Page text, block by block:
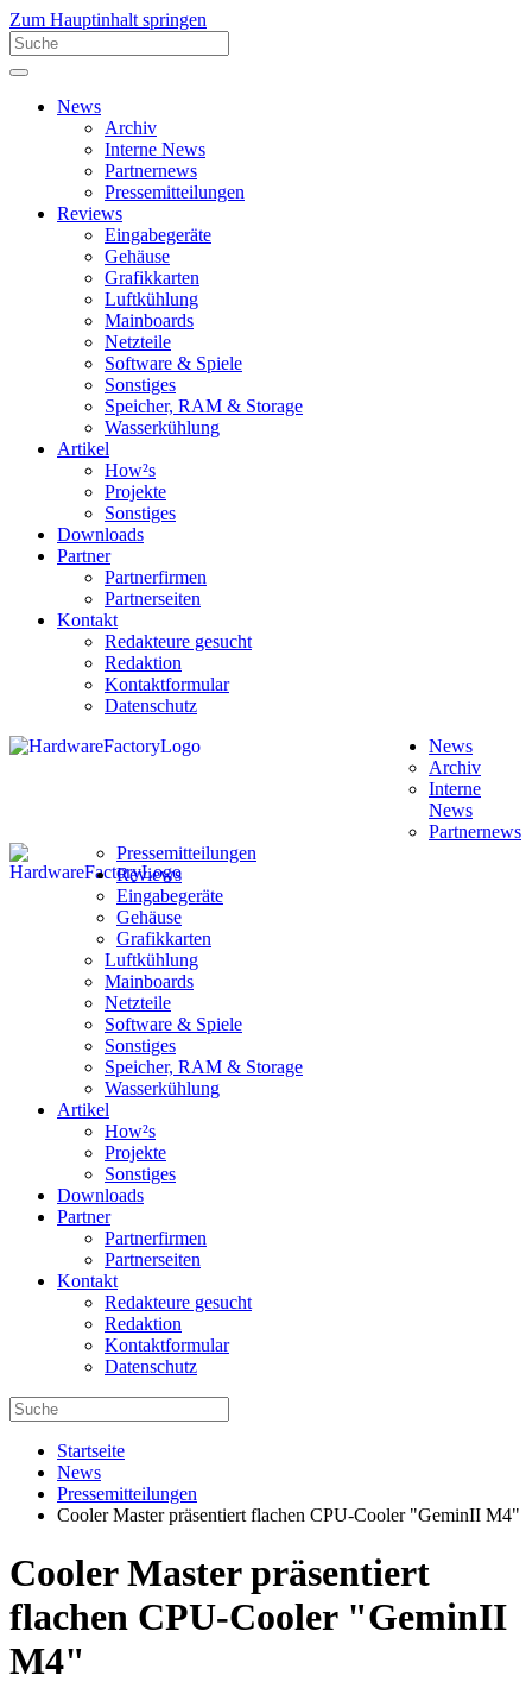
Zum Hauptinhalt springen
News
Archiv
Interne News
Partnernews
Pressemitteilungen
Reviews
Eingabegeräte
Gehäuse
Grafikkarten
Luftkühlung
Mainboards
Netzteile
Software & Spiele
Sonstiges
Speicher, RAM & Storage
Wasserkühlung
Artikel
How²s
Projekte
Sonstiges
Downloads
Partner
Partnerfirmen
Partnerseiten
Kontakt
Redakteure gesucht
Redaktion
Kontaktformular
Datenschutz
News
Archiv
Interne
News
Partnernews
Pressemitteilungen
Reviews
Eingabegeräte
Gehäuse
Grafikkarten
Luftkühlung
Mainboards
Netzteile
Software & Spiele
Sonstiges
Speicher, RAM & Storage
Wasserkühlung
Artikel
How²s
Projekte
Sonstiges
Downloads
Partner
Partnerfirmen
Partnerseiten
Kontakt
Redakteure gesucht
Redaktion
Kontaktformular
Datenschutz
Startseite
News
Pressemitteilungen
Cooler Master präsentiert flachen CPU-Cooler "GeminII M4"
Cooler Master präsentiert
flachen CPU-Cooler "GeminII
M4"